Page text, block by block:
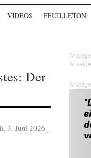
VIDEOS FEUILLETON
Der
3. Juni 2026
Anzeige